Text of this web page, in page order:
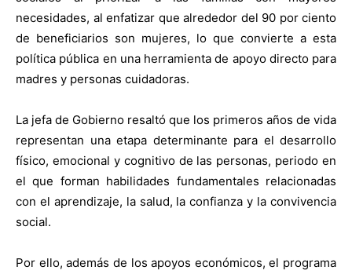
necesidades, al enfatizar que alrededor del 90 por ciento
de beneficiarios son mujeres, lo que convierte a esta
política pública en una herramienta de apoyo directo para
madres y personas cuidadoras.
La jefa de Gobierno resaltó que los primeros años de vida
representan una etapa determinante para el desarrollo
físico, emocional y cognitivo de las personas, periodo en
el que forman habilidades fundamentales relacionadas
con el aprendizaje, la salud, la confianza y la convivencia
social.
Por ello, además de los apoyos económicos, el programa